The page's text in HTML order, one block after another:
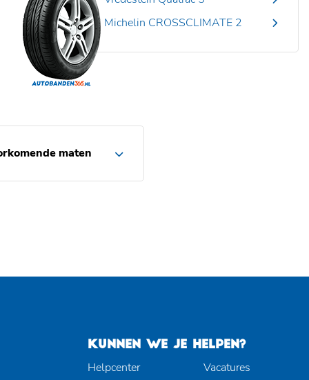
Michelin CROSSCLIMATE 2
maten
KUNNEN WE JE HELPEN?
Helpcenter Vacatures